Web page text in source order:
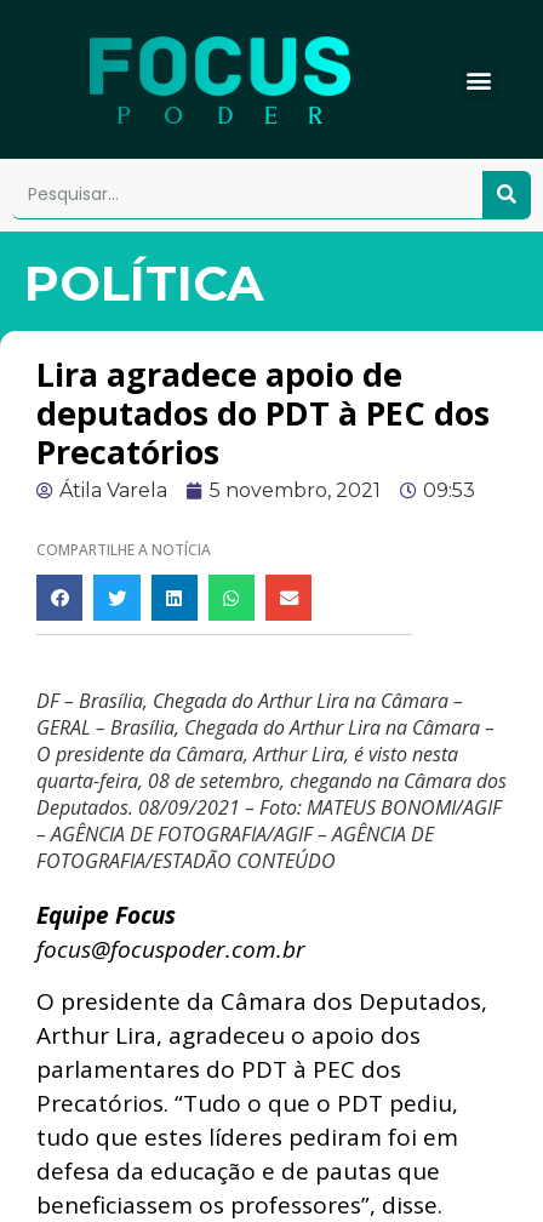
POLÍTICA
Lira agradece apoio de
deputados do PDT à PEC dos
Precatórios
Átila Varela 5 novembro, 2021 09:53
COMPARTILHE A NOTÍCIA
DF – Brasília, Chegada do Arthur Lira na Câmara –
GERAL – Brasília, Chegada do Arthur Lira na Câmara –
O presidente da Câmara, Arthur Lira, é visto nesta
quarta-feira, 08 de setembro, chegando na Câmara dos
Deputados. 08/09/2021 – Foto: MATEUS BONOMI/AGIF
– AGÊNCIA DE FOTOGRAFIA/AGIF – AGÊNCIA DE
FOTOGRAFIA/ESTADÃO CONTEÚDO
Equipe Focus
focus@focuspoder.com.br
O presidente da Câmara dos Deputados,
Arthur Lira, agradeceu o apoio dos
parlamentares do PDT à PEC dos
Precatórios. “Tudo o que o PDT pediu,
tudo que estes líderes pediram foi em
defesa da educação e de pautas que
beneficiassem os professores”, disse.